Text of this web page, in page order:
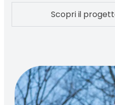
Scopri il